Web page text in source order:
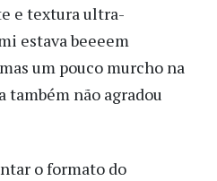
e textura ultra-
estava beeeem
um pouco murcho na
também não agradou
o formato do